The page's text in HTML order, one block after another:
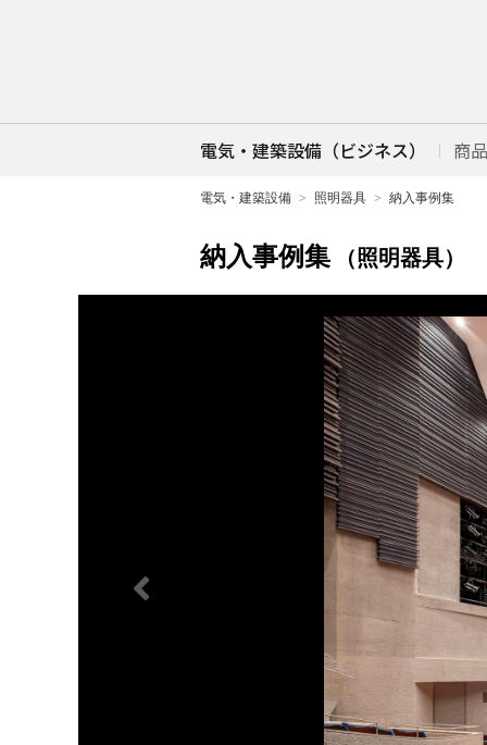
電気・建築設備（ビジネス） 商
電気・建築設備 照明器具 納入事例集
納入事例集 （照明器具）